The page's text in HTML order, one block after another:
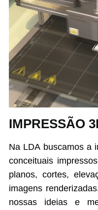
IMPRESSÃO
Na LDA buscamos a
conceituais
planos, cortes,
imagens
nossas ideias e